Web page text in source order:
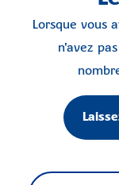
Lorsque vous
n'avez